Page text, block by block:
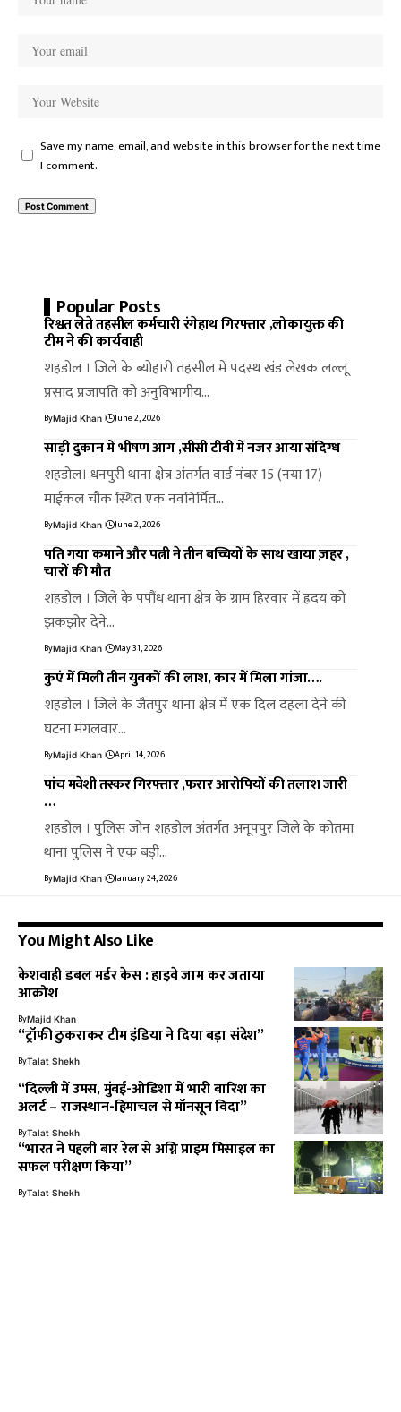
Save my name, email, and website in this browser for the next time
I comment.
Popular Posts
रिश्वत लेते तहसील कर्मचारी रंगेहाथ गिरफ्तार ,लोकायुक्त की
टीम ने की कार्यवाही
शहडोल । जिले के ब्योहारी तहसील में पदस्थ खंड लेखक लल्लू
प्रसाद प्रजापति को अनुविभागीय…
ByMajid Khan June 2, 2026
साड़ी दुकान में भीषण आग ,सीसी टीवी में नजर आया संदिग्ध
शहडोल। धनपुरी थाना क्षेत्र अंतर्गत वार्ड नंबर 15 (नया 17)
माईकल चौक स्थित एक नवनिर्मित…
ByMajid Khan June 2, 2026
पति गया कमाने और पत्नी ने तीन बच्चियों के साथ खाया ज़हर ,
चारों की मौत
शहडोल । जिले के पपौंध थाना क्षेत्र के ग्राम हिरवार में ह्रदय को
झकझोर देने…
ByMajid Khan May 31, 2026
कुएं में मिली तीन युवकों की लाश, कार में मिला गांजा….
शहडोल । जिले के जैतपुर थाना क्षेत्र में एक दिल दहला देने की
घटना मंगलवार…
ByMajid Khan April 14, 2026
पांच मवेशी तस्कर गिरफ्तार ,फरार आरोपियों की तलाश जारी
…
शहडोल । पुलिस जोन शहडोल अंतर्गत अनूपपुर जिले के कोतमा
थाना पुलिस ने एक बड़ी…
ByMajid Khan January 24, 2026
You Might Also Like
केशवाही डबल मर्डर केस : हाइवे जाम कर जताया
आक्रोश
ByMajid Khan
“ट्रॉफी ठुकराकर टीम इंडिया ने दिया बड़ा संदेश”
ByTalat Shekh
“दिल्ली में उमस, मुंबई-ओडिशा में भारी बारिश का
अलर्ट – राजस्थान-हिमाचल से मॉनसून विदा”
ByTalat Shekh
“भारत ने पहली बार रेल से अग्नि प्राइम मिसाइल का
सफल परीक्षण किया”
ByTalat Shekh